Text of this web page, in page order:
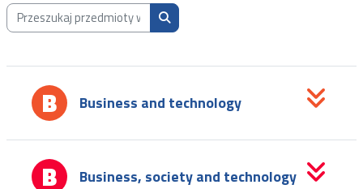
Przeszukaj przedmioty wg nazwy, opisu lub prowadzącego
Przeszukaj przedmioty wg nazwy,
Business and technology
Business, society and technology